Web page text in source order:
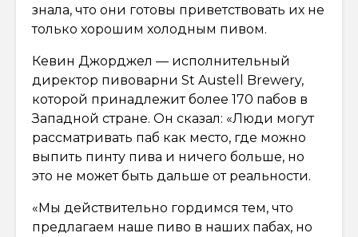
знала, что они готовы приветствовать их не
только хорошим холодным пивом.
Кевин Джорджел — исполнительный
директор пивоварни St Austell Brewery,
которой принадлежит более 170 пабов в
Западной стране. Он сказал: «Люди могут
рассматривать паб как место, где можно
выпить пинту пива и ничего больше, но
это не может быть дальше от реальности.
«Мы действительно гордимся тем, что
предлагаем наше пиво в наших пабах, но